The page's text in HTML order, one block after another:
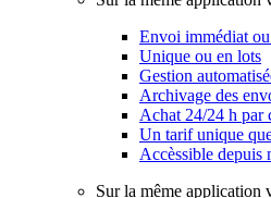
Envoi immédiat
Unique ou en lots
Gestion
Archivage des
Achat 24/24 h par
Un tarif unique
Accèssible depuis
Sur la même application